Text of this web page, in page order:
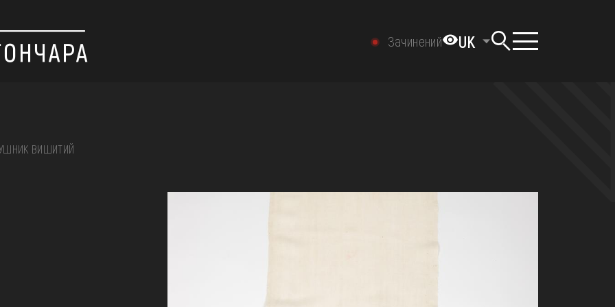
Зачинений UK
ВИШИТИЙ